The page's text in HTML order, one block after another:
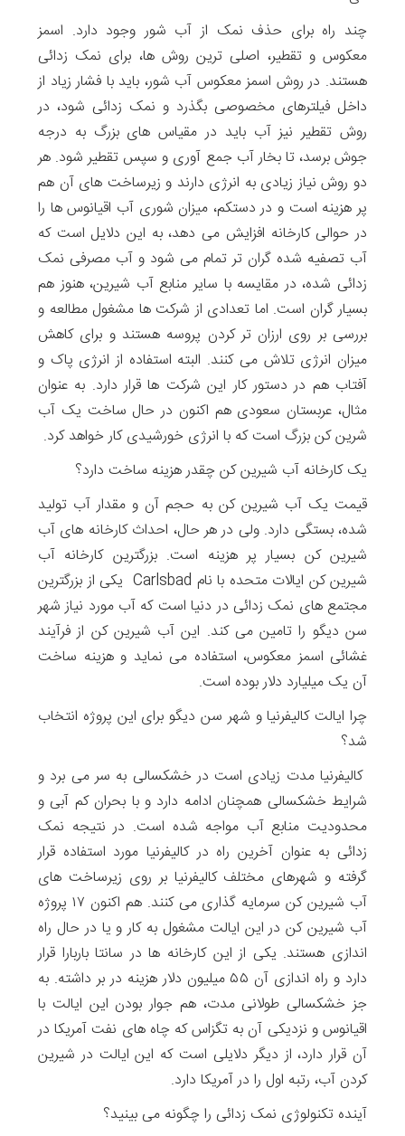
چند راه برای حذف نمک از آب شور وجود دارد. اسمز
معکوس و تقطیر، اصلی ترین روش ها، برای نمک زدائی
هستند. در روش اسمز معکوس آب شور، باید با فشار زیاد از
داخل فیلترهای مخصوصی بگذرد و نمک زدائی شود، در
روش تقطیر نیز آب باید در مقیاس های بزرگ به درجه
جوش برسد، تا بخار آب جمع آوری و سپس تقطیر شود. هر
دو روش نیاز زیادی به انرژی دارند و زیرساخت های آن هم
پر هزینه است و در دستکم، میزان شوری آب اقیانوس ها را
در حوالی کارخانه افزایش می دهد، به این دلایل است که
آب تصفیه شده گران تر تمام می شود و آب مصرفی نمک
زدائی شده، در مقایسه با سایر منابع آب شیرین، هنوز هم
بسیار گران است. اما تعدادی از شرکت ها مشغول مطالعه و
بررسی بر روی ارزان تر کردن پروسه هستند و برای کاهش
میزان انرژی تلاش می کنند. البته استفاده از انرژی پاک و
آفتاب هم در دستور کار این شرکت ها قرار دارد. به عنوان
مثال، عربستان سعودی هم اکنون در حال ساخت یک آب
شرین کن بزرگ است که با انرژی خورشیدی کار خواهد کرد.
یک کارخانه آب شیرین کن چقدر هزینه ساخت دارد؟
قیمت یک آب شیرین کن به حجم آن و مقدار آب تولید
شده، بستگی دارد. ولی در هر حال، احداث کارخانه های آب
شیرین کن بسیار پر هزینه است. بزرگترین کارخانه آب
شیرین کن ایالات متحده با نام Carlsbad یکی از بزرگترین
مجتمع های نمک زدائی در دنیا است که آب مورد نیاز شهر
سن دیگو را تامین می کند. این آب شیرین کن از فرآیند
غشائی اسمز معکوس، استفاده می نماید و هزینه ساخت
آن یک میلیارد دلار بوده است.
چرا ایالت کالیفرنیا و شهر سن دیگو برای این پروژه انتخاب
شد؟
کالیفرنیا مدت زیادی است در خشکسالی به سر می برد و
شرایط خشکسالی همچنان ادامه دارد و با بحران کم آبی و
محدودیت منابع آب مواجه شده است. در نتیجه نمک
زدائی به عنوان آخرین راه در کالیفرنیا مورد استفاده قرار
گرفته و شهرهای مختلف کالیفرنیا بر روی زیرساخت های
آب شیرین کن سرمایه گذاری می کنند. هم اکنون ۱۷ پروژه
آب شیرین کن در این ایالت مشغول به کار و یا در حال راه
اندازی هستند. یکی از این کارخانه ها در سانتا باربارا قرار
دارد و راه اندازی آن ۵۵ میلیون دلار هزینه در بر داشته. به
جز خشکسالی طولانی مدت، هم جوار بودن این ایالت با
اقیانوس و نزدیکی آن به تگزاس که چاه های نفت آمریکا در
آن قرار دارد، از دیگر دلایلی است که این ایالت در شیرین
کردن آب، رتبه اول را در آمریکا دارد.
آینده تکنولوژی نمک زدائی را چگونه می بینید؟